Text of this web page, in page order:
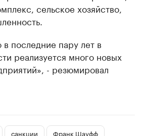
сельское хозяйство,
последние пару лет в
реализуется много новых
- резюмировал
санкции Франк Шауфф